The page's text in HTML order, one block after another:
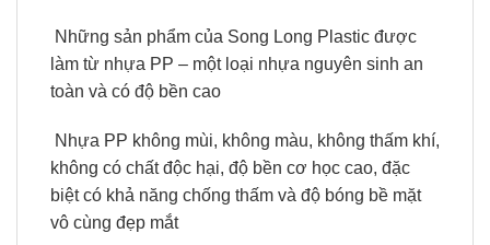
️ Những sản phẩm của Song Long Plastic được
làm từ nhựa PP – một loại nhựa nguyên sinh an
toàn và có độ bền cao
️ Nhựa PP không mùi, không màu, không thấm khí,
không có chất độc hại, độ bền cơ học cao, đặc
biệt có khả năng chống thấm và độ bóng bề mặt
vô cùng đẹp mắt